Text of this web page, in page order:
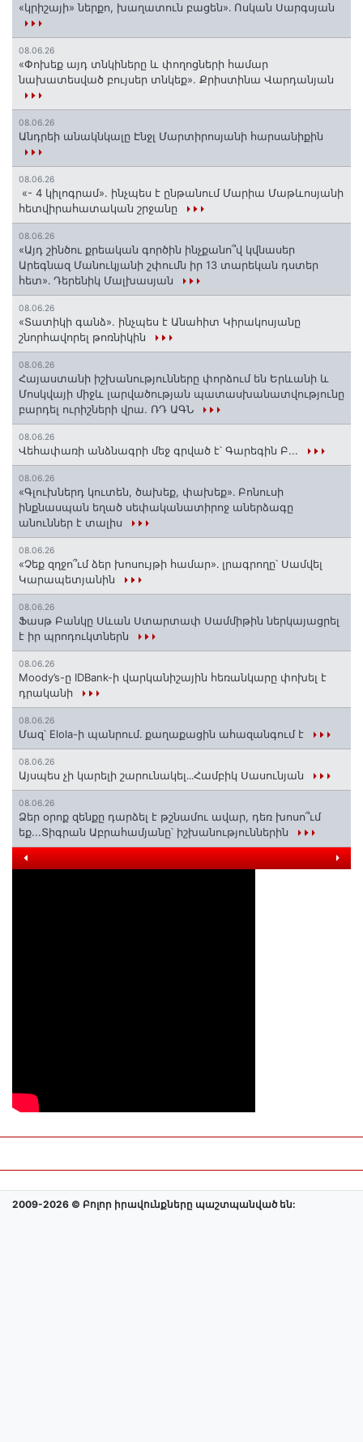
«կրիշայի» ներքո, խաղատուն բացեն»․ Ոսկան Սարգսյան
08.06.26
«Փոխեք այդ տնկիները և փողոցների համար
նախատեսված բույսեր տնկեք». Քրիստինա Վարդանյան
08.06.26
Անդրեի անակնկալը Էնջլ Մարտիրոսյանի հարսանիքին
08.06.26
«- 4 կիլոգրամ». ինչպես է ընթանում Մարիա Մաթևոսյանի
հետվիրահատական շրջանը
08.06.26
«Այդ շինծու քրեական գործին ինչքանո՞վ կվնասեր
Արեգնազ Մանուկյանի շփումն իր 13 տարեկան դստեր
հետ»․ Դերենիկ Մալխասյան
08.06.26
«Տատիկի գանձ». ինչպես է Անահիտ Կիրակոսյանը
շնորհավորել թոռնիկին
08.06.26
Հայաստանի իշխանությունները փորձում են Երևանի և
Մոսկվայի միջև լարվածության պատասխանատվությունը
բարդել ուրիշների վրա. ՌԴ ԱԳՆ
08.06.26
Վեհափառի անձնագրի մեջ գրված է՝ Գարեգին Բ...
08.06.26
«Գլուխներդ կուտեն, ծախեք, փախեք»․ Բոնուսի
ինքնասպան եղած սեփականատիրոջ աներձագը
անուններ է տալիս
08.06.26
«Չեք զղջո՞ւմ ձեր խոսույթի համար»․ լրագրողը՝ Սամվել
Կարապետյանին
08.06.26
Ֆասթ Բանկը Սևան Ստարտափ Սամմիթին ներկայացրել
է իր պրոդուկտներն
08.06.26
Moody’s-ը IDBank-ի վարկանիշային հեռանկարը փոխել է
դրականի
08.06.26
Մազ՝ Elola-ի պանրում․ քաղաքացին ահազանգում է
08.06.26
Այսպես չի կարելի շարունակել․․․Համբիկ Սասունյան
08.06.26
Ձեր օրոք զենքը դարձել է թշնամու ավար, դեռ խոսո՞ւմ
եք...Տիգրան Աբրահամյանը՝ իշխանություններին
2009-2026 © Բոլոր իրավունքները պաշտպանված են: